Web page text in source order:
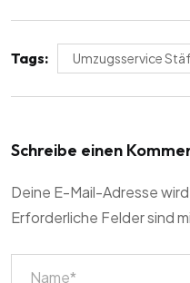
Tags: Umzugsservice
Schreibe einen
Deine E-Mail-Adresse
Erforderliche Felder sind